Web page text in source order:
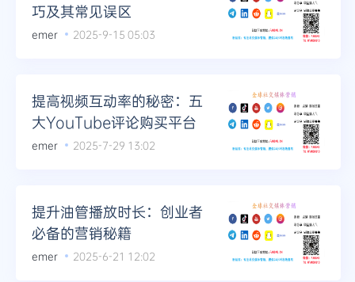
巧及其常见误区
emer 2025-9-15 05:03
提高视频互动率的秘密：五
大YouTube评论购买平台
emer 2025-7-29 13:02
提升油管播放时长：创业者
必备的营销秘籍
emer 2025-6-21 12:02